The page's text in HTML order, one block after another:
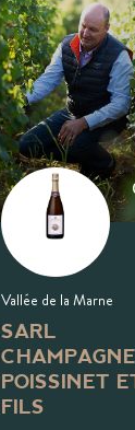
Vallée de la Marne
SARL
CHAMPAGNE
POISSINET ET
FILS